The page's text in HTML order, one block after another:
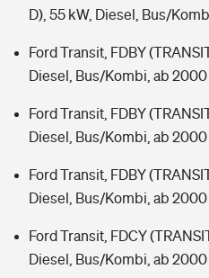
D), 55 kW, Diesel, Bus/
Ford Transit, FDBY
Diesel, Bus/Kombi, ab 2000
Ford Transit, FDBY
Diesel, Bus/Kombi, ab 2000
Ford Transit, FDBY
Diesel, Bus/Kombi, ab 2000
Ford Transit, FDCY
Diesel, Bus/Kombi, ab 2000